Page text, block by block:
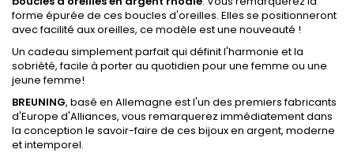
forme épurée de ces boucles d'oreilles. Elles se positionneront
avec facilité aux oreilles, ce modèle est une nouveauté !
Un cadeau simplement parfait qui définit l'harmonie et la
sobriété, facile à porter au quotidien pour une femme ou une
jeune femme!
BREUNING, basé en Allemagne est l'un des premiers fabricants
d'Europe d'Alliances, vous remarquerez immédiatement dans
la conception le savoir-faire de ces bijoux en argent, moderne
et intemporel.